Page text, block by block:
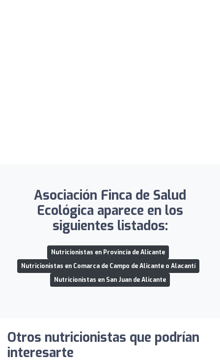
Asociación Finca de Salud
Ecológica aparece en los
siguientes listados:
Nutricionistas en Provincia de Alicante
Nutricionistas en Comarca de Campo de Alicante o Alacantí
Nutricionistas en San Juan de Alicante
Otros nutricionistas que podrían
interesarte